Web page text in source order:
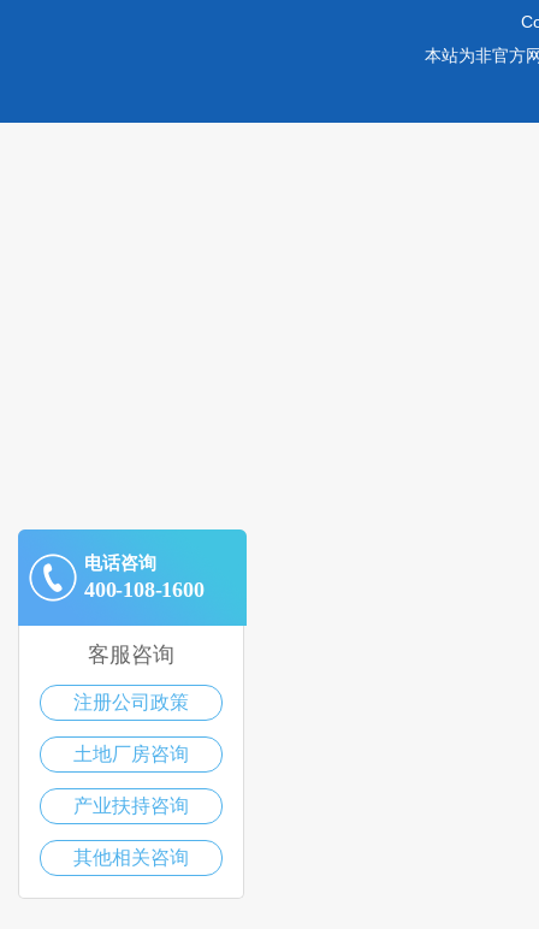
本站为非官方
电话咨询
400-108-1600
客服咨询
注册公司政策
土地厂房咨询
产业扶持咨询
其他相关咨询